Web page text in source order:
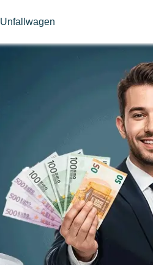
Unfallwagen